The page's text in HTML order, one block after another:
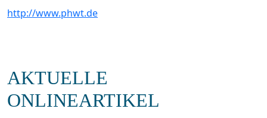
http://www.phwt.de
AKTUELLE
ONLINEARTIKEL